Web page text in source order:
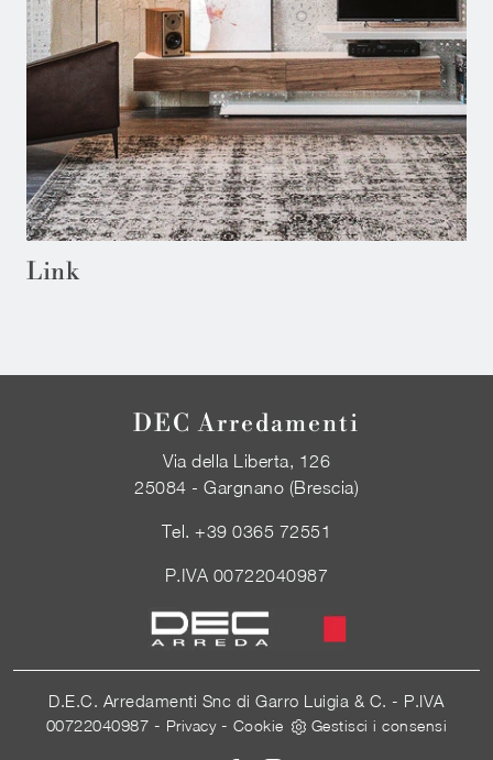
Link
DEC Arredamenti
Via della Liberta, 126
25084 - Gargnano (Brescia)
Tel.+39 0365 72551
P.IVA 00722040987
D.E.C. Arredamenti Snc di Garro Luigia & C. - P.IVA
00722040987 - Privacy- Cookie Gestisci i consensi